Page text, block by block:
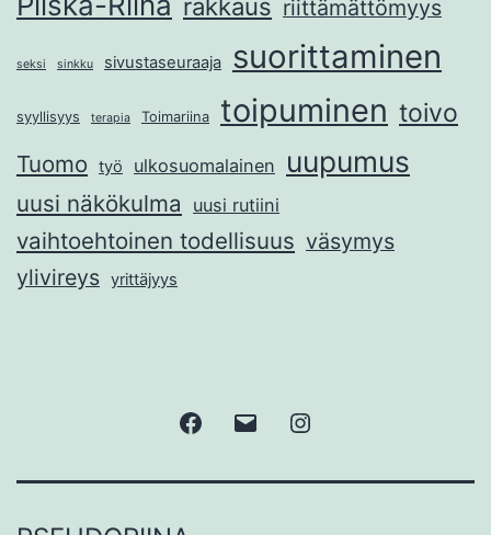
rakkaus riittämättömyys
seksi sinkku sivustaseuraaja suorittaminen
syyllisyys terapia Toimariina toipuminen toivo
Tuomo työ ulkosuomalainen uupumus
uusi näkökulma uusi rutiini
vaihtoehtoinen todellisuus väsymys
ylivireys yrittäjyys
FacebookSähköposti